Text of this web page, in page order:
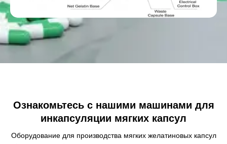
Ознакомьтесь с нашими машинами для
инкапсуляции мягких капсул
Оборудование для производства мягких желатиновых капсул